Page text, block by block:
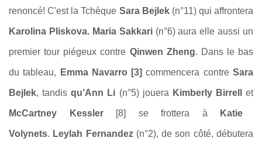
renoncé! C'est la Tchèque Sara Bejlek (n°11) qui affrontera
Karolina Pliskova. Maria Sakkari(n°6) aura elle aussi un
premier tour piégeux contre Qinwen Zheng. Dans le bas
du tableau, Emma Navarro [3] commencera contreSara
Bejlek, tandisqu’Ann Li (n°5) jouera Kimberly Birrell et
McCartney Kessler [8] se frottera à Katie
Volynets. Leylah Fernandez(n°2), de son côté, débutera